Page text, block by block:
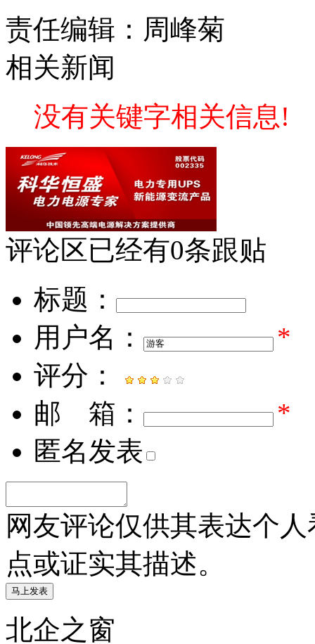
责任编辑：周峰菊
相关新闻
没有关键字相关信息!
评论区已经有0条跟贴
标题：
用户名：
*
评分：
邮 箱：
*
匿名发表
网友评论仅供其表达个
点或证实其描述。
北企之窗